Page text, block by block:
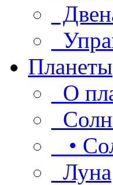
Планеты
О
•
Луна